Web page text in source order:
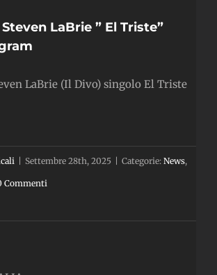
LaBrie ” El Triste”
LaBrie (Il Divo) singolo El Triste
Settembre 28th, 2025 Categorie: News,
Commenti